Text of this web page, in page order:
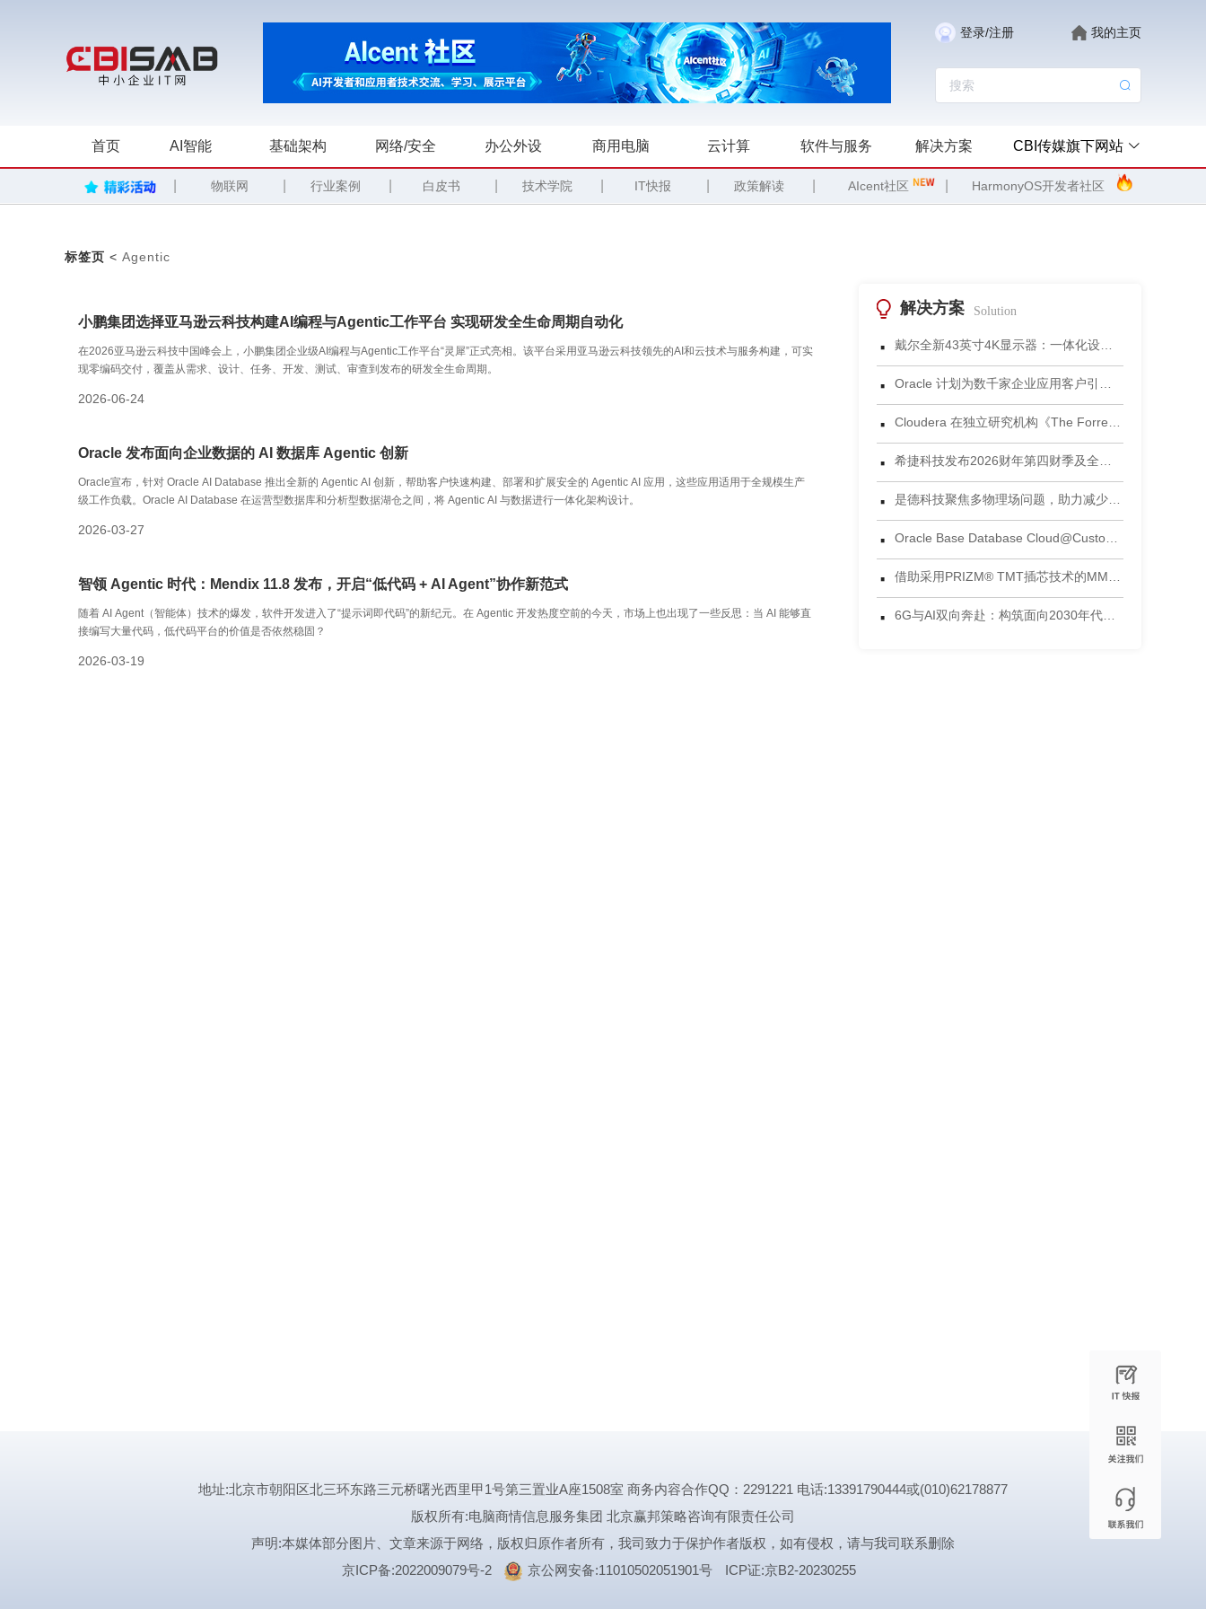
登录/注册 我的主页
首页 AI智能 基础架构 网络/安全 办公外设 商用电脑 云计算 软件与服务 解决方案 CBI传媒旗下网站
物联网 行业案例 白皮书 技术学院 IT快报 政策解读 AIcent社区 HarmonyOS开发者社区
标签页 < Agentic
小鹏集团选择亚马逊云科技构建AI编程与Agentic工作平台 实现研发全生命周期自动化
在2026亚马逊云科技中国峰会上，小鹏集团企业级AI编程与Agentic工作平台“灵犀”正式亮相。该平台采用亚马逊云科技领先的AI和云技术与服务构建，可实
现零编码交付，覆盖从需求、设计、任务、开发、测试、审查到发布的研发全生命周期。
2026-06-24
Oracle 发布面向企业数据的 AI 数据库 Agentic 创新
Oracle宣布，针对 Oracle AI Database 推出全新的 Agentic AI 创新，帮助客户快速构建、部署和扩展安全的 Agentic AI 应用，这些应用适用于全规模生产
级工作负载。Oracle AI Database 在运营型数据库和分析型数据湖仓之间，将 Agentic AI 与数据进行一体化架构设计。
2026-03-27
智领 Agentic 时代：Mendix 11.8 发布，开启“低代码 + AI Agent”协作新范式
随着 AI Agent（智能体）技术的爆发，软件开发进入了“提示词即代码”的新纪元。在 Agentic 开发热度空前的今天，市场上也出现了一些反思：当 AI 能够直
接编写大量代码，低代码平台的价值是否依然稳固？
2026-03-19
解决方案 Solution
·
·
·
·
·
·
·
·
地址:北京市朝阳区北三环东路三元桥曙光西里甲1号第三置业A座1508室 商务内容合作QQ：2291221 电话:13391790444或(010)62178877
版权所有:电脑商情信息服务集团 北京赢邦策略咨询有限责任公司
声明:本媒体部分图片、文章来源于网络，版权归原作者所有，我司致力于保护作者版权，如有侵权，请与我司联系删除
京ICP备:2022009079号-2
京公网安备:11010502051901号 ICP证:京B2-20230255